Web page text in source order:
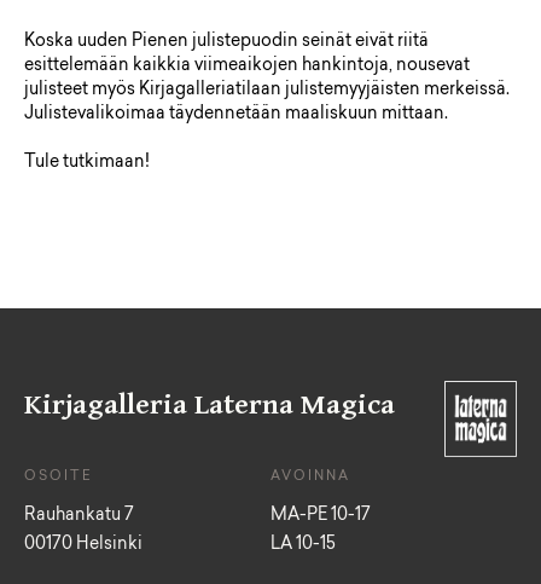
Koska uuden Pienen julistepuodin seinät eivät riitä
esittelemään kaikkia viimeaikojen hankintoja, nousevat
julisteet myös Kirjagalleriatilaan julistemyyjäisten merkeissä.
Julistevalikoimaa täydennetään maaliskuun mittaan.
Tule tutkimaan!
Kirjagalleria Laterna Magica
OSOITE
Rauhankatu 7
00170 Helsinki
AVOINNA
MA-PE 10-17
LA 10-15